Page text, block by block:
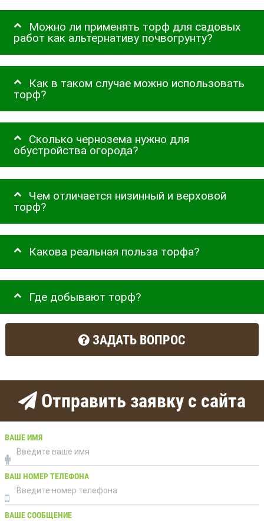
Можно ли применять торф для садовых
работ как альтернативу почвогрунту?
Как в таком случае можно использовать
торф?
Сколько чернозема нужно для
обустройства огорода?
Чем отличается низинный и верховой
торф?
Какова реальная польза торфа?
Где добывают торф?
ЗАДАТЬ ВОПРОС
Отправить заявку с сайта
ВАШЕ ИМЯ
ВАШ НОМЕР ТЕЛЕФОНА
ВАШЕ СООБЩЕНИЕ